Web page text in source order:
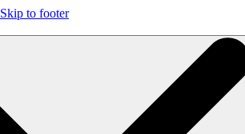
Skip to footer